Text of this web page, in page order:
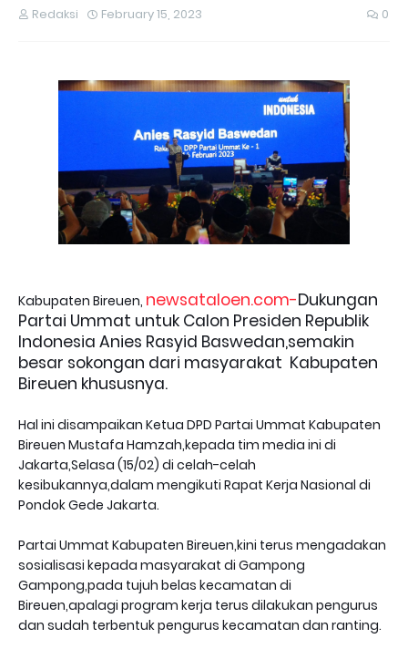
Redaksi February 15, 2023 0
Kabupaten Bireuen, newsataloen.com-Dukungan
Partai Ummat untuk Calon Presiden Republik
Indonesia Anies Rasyid Baswedan,semakin
besar sokongan dari masyarakat Kabupaten
Bireuen khususnya.
Hal ini disampaikan Ketua DPD Partai Ummat Kabupaten
Bireuen Mustafa Hamzah,kepada tim media ini di
Jakarta,Selasa (15/02) di celah-celah
kesibukannya,dalam mengikuti Rapat Kerja Nasional di
Pondok Gede Jakarta.
Partai Ummat Kabupaten Bireuen,kini terus mengadakan
sosialisasi kepada masyarakat di Gampong
Gampong,pada tujuh belas kecamatan di
Bireuen,apalagi program kerja terus dilakukan pengurus
dan sudah terbentuk pengurus kecamatan dan ranting.